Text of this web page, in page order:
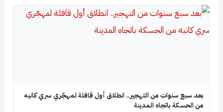
بعد سبع سنوات من التهجير.. انطلاق أول قافلة لمهجّري سري كانيه
من الحسكة باتجاه المدينة